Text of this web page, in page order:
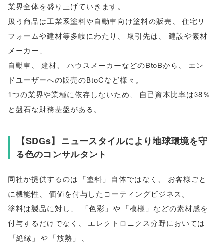
業界全体を盛り上げていきます。
扱う商品は工業系塗料や自動車向け塗料の販売
住宅リ
フォームや建材等多岐にわたり
取引先は
建設や素材
メーカー
自動車
建材 ハウスメーカーなどのBtoBから
エン
ドユーザーへの販売のBtoCなど様々 。
1つの業界や業種に依存しないため
自己資本比率は38％
と盤石な財務基盤がある 。
【SDGs】 ニュースタイルにより地球環境を守
る色のコンサルタント
同社が提供するのは 「塗料 」 自体ではなく
お客様ごと
に機能性
価値を付与したコーティングビジネス 。
塗料は製品に対し
「色彩 」 や 「模様 」 などの素材感を
付与するだけでなく
エレクトロニクス分野においては
「絶縁 」 や 「放熱 」